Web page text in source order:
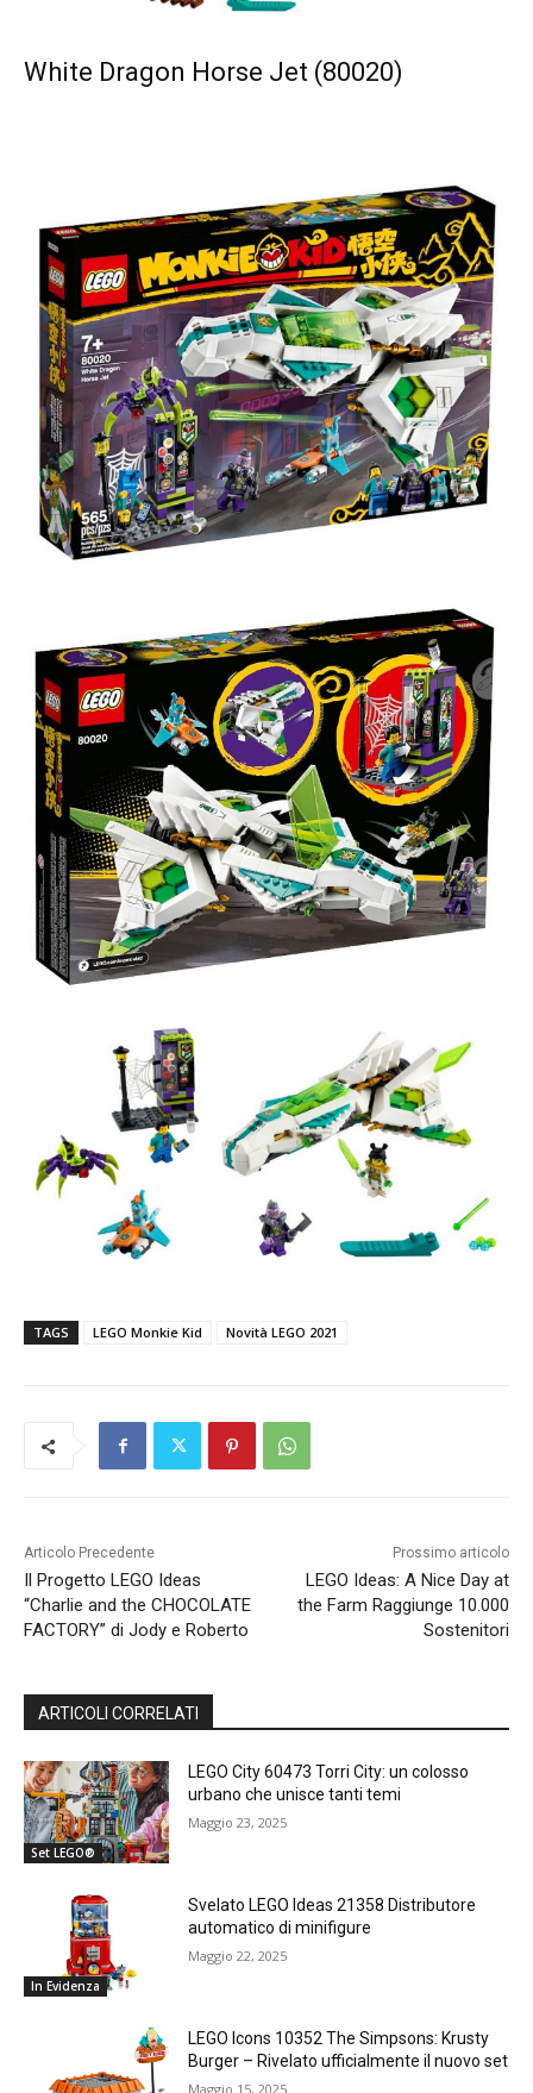
White Dragon Horse Jet (80020)
TAGS LEGO Monkie Kid Novità LEGO 2021
Articolo Precedente
Il Progetto LEGO Ideas
“Charlie and the CHOCOLATE
FACTORY” di Jody e Roberto
Prossimo articolo
LEGO Ideas: A Nice Day at
the Farm Raggiunge 10.000
Sostenitori
ARTICOLI CORRELATI
Set LEGO®
LEGO City 60473 Torri City: un colosso
urbano che unisce tanti temi
Maggio 23, 2025
In Evidenza
Svelato LEGO Ideas 21358 Distributore
automatico di minifigure
Maggio 22, 2025
LEGO Icons 10352 The Simpsons: Krusty
Burger – Rivelato ufficialmente il nuovo set
Maggio 15, 2025